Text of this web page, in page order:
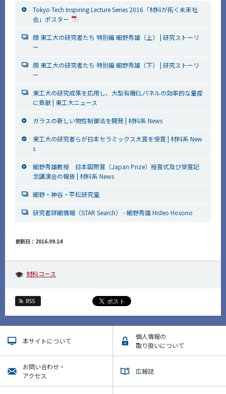
Tokyo Tech Inspiring Lecture Series 2016「材料が拓く未来社
会」ポスター
顔 東工大の研究者たち 特別編 細野秀雄（上） | 研究ストーリ
ー
顔 東工大の研究者たち 特別編 細野秀雄（下） | 研究ストーリ
ー
東工大の研究成果を応用し、大型有機ELパネルの効率的な量産
に貢献 | 東工大ニュース
ガラスの新しい物性制御法を開発 | 材料系 News
東工大の研究者らが日本セラミックス大賞を受賞 | 材料系 New
s
細野秀雄教授 日本国際賞（Japan Prize）授賞式及び受賞記
念講演会の報告 | 材料系 News
細野・神谷・平松研究室
研究者詳細情報（STAR Search） - 細野秀雄 Hideo Hosono
更新日：2016.09.14
材料コース
RSS
本サイトについて
個人情報の
取り扱いについて
お問い合わせ・
アクセス
広報誌